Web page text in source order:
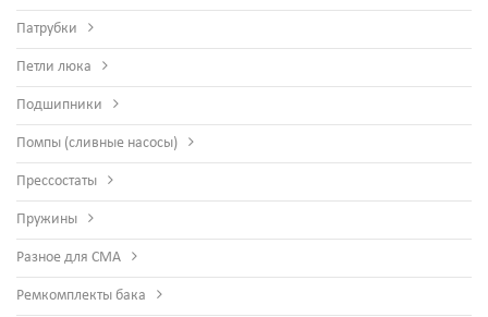
Патрубки
Петли люка
Подшипники
Помпы (сливные насосы)
Прессостаты
Пружины
Разное для СМА
Ремкомплекты бака